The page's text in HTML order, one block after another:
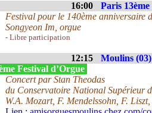
16:00 Paris 13ème
Festival pour le 140ème anniversaire
Songyeon Im, orgue
- Libre participation
12:15 Moulins
Festival d’Orgue
Concert par Stan Theodas
du Conservatoire National Supérieur
W.A. Mozart, F. Mendelssohn, F.